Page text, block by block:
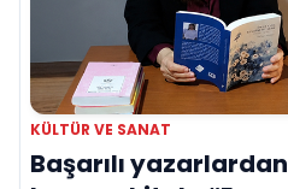
KÜLTÜR VE SANAT
Başarılı